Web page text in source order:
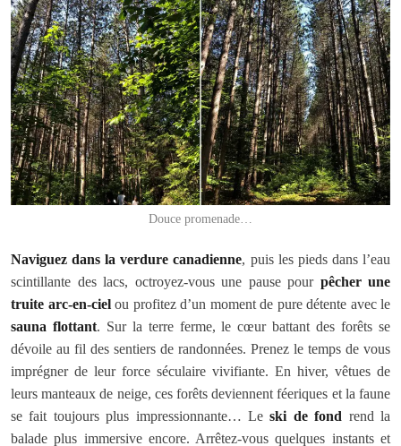
Douce promenade…
Naviguez dans la verdure canadienne, puis les pieds dans l’eau
scintillante des lacs, octroyez-vous une pause pour pêcher une
truite arc-en-cielou profitez d’un moment de pure détente avec le
sauna flottant. Sur la terre ferme, le cœur battant des forêts se
dévoile au fil des sentiers de randonnées. Prenez le temps de vous
imprégner de leur force séculaire vivifiante. En hiver, vêtues de
leurs manteaux de neige, ces forêts deviennent féeriques et la faune
se fait toujours plus impressionnante… Leski de fond rend la
balade plus immersive encore. Arrêtez-vous quelques instants et